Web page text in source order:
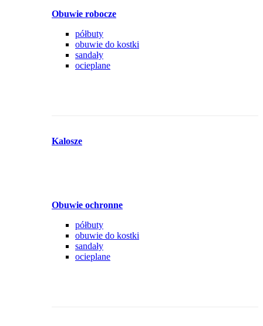
Obuwie robocze
półbuty
obuwie do kostki
sandały
ocieplane
Kalosze
Obuwie ochronne
półbuty
obuwie do kostki
sandały
ocieplane